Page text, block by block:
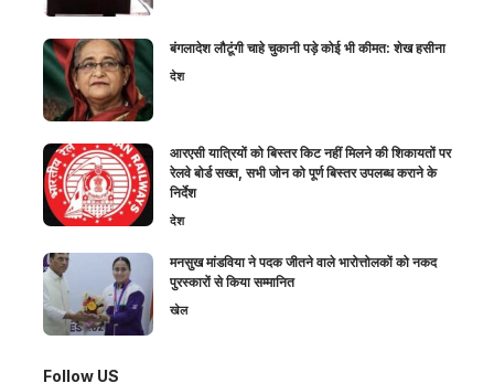
बंगलादेश लौटूंगी चाहे चुकानी पड़े कोई भी कीमत: शेख हसीना
देश
आरएसी यात्रियों को बिस्तर किट नहीं मिलने की शिकायतों पर
रेलवे बोर्ड सख्त, सभी जोन को पूर्ण बिस्तर उपलब्ध कराने के
निर्देश
देश
मनसुख मांडविया ने पदक जीतने वाले भारोत्तोलकों को नकद
पुरस्कारों से किया सम्मानित
खेल
Follow US